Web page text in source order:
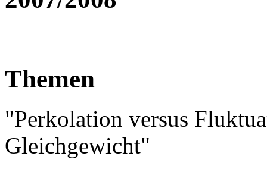
Themen
"Perkolation versus
Gleichgewicht"